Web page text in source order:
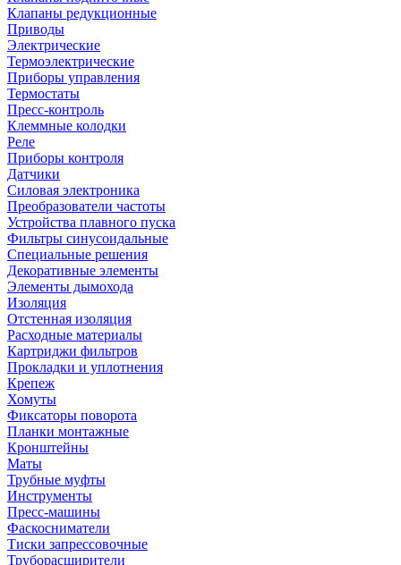
Клапаны редукционные
Приводы
Электрические
Термоэлектрические
Приборы управления
Термостаты
Пресс-контроль
Клеммные колодки
Реле
Приборы контроля
Датчики
Силовая электроника
Преобразователи частоты
Устройства плавного пуска
Фильтры синусоидальные
Специальные решения
Декоративные элементы
Элементы дымохода
Изоляция
Отстенная изоляция
Расходные материалы
Картриджи фильтров
Прокладки и уплотнения
Крепеж
Хомуты
Фиксаторы поворота
Планки монтажные
Кронштейны
Маты
Трубные муфты
Инструменты
Пресс-машины
Фаскосниматели
Тиски запрессовочные
Труборасширители